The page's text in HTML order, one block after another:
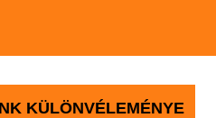
KÜLÖNVÉLEMÉNYE